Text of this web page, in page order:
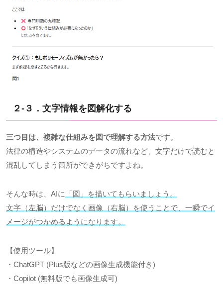
２-３．文字情報を図解化する
三つ目は、複雑な仕組みを図で理解する方法です。
法律の構造やシステムのデータの流れなど、文字だけで読むと
混乱してしまう箇所ができがちですよね。
そんな時は、AIに
「図」を描いてもらいましょう。
文字（左脳）だけでなく画像（右脳）を使うことで、一瞬でイ
メージがつかめるようになります。
【使用ツール】
・ChatGPT (Plus版などの画像生成機能付き)
・Copilot (無料版でも画像生成可)